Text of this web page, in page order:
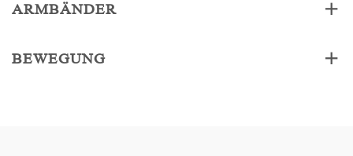
ARMBÄNDER
BEWEGUNG